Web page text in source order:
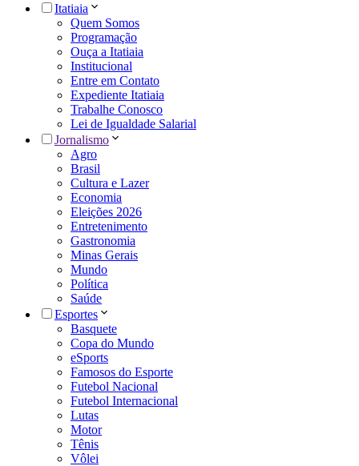
Itatiaia
Quem Somos
Programação
Ouça a Itatiaia
Institucional
Entre em Contato
Expediente Itatiaia
Trabalhe Conosco
Lei de Igualdade Salarial
Jornalismo
Agro
Brasil
Cultura e Lazer
Economia
Eleições 2026
Entretenimento
Gastronomia
Minas Gerais
Mundo
Política
Saúde
Esportes
Basquete
Copa do Mundo
eSports
Famosos do Esporte
Futebol Nacional
Futebol Internacional
Lutas
Motor
Tênis
Vôlei